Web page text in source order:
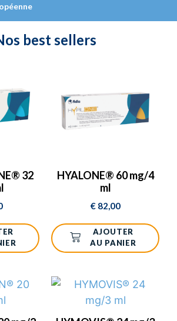
FIDIA
PRODUITS
best sellers
32
HYALONE® 60 mg/4
ml
€82,00
AJOUTER
AU PANIER